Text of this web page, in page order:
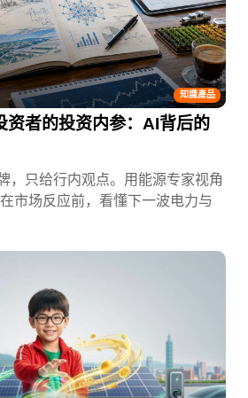
知識產品
资者的投资内参：AI背后的
，只给行内观点。用能源专家视角
市场反应前，看懂下一波电力与